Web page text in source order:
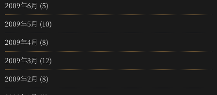
2009年6月 (5)
2009年5月 (10)
2009年4月 (8)
2009年3月 (12)
2009年2月 (8)